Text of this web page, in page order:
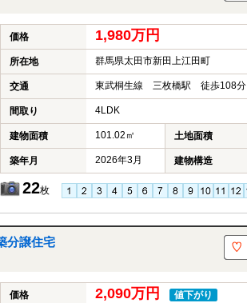
価格 1,980万円
所在地 群馬県太田市新田上江田町
交通 東武桐生線 三枚橋駅 徒歩108分
間取り 4LDK
建物面積 101.02㎡ 土地面積
築年月 2026年3月 建物構造
22枚
分譲住宅
価格 2,090万円 値下がり